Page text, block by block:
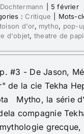
5 février
: Critique Mots-
d'or, mytho, pop-
d'objet, theatre de
#3 - De Jason,
de la cie Tekha
Mytho, la série
compagnie
grecque,